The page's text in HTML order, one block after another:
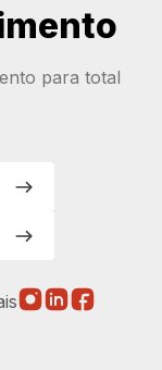
para total